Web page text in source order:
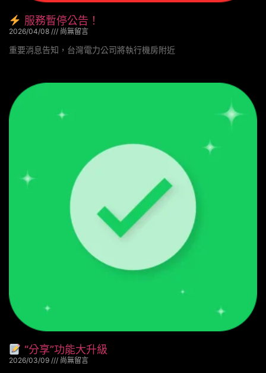
服務暫停公告！
2026/04/08 尚無留言
重要消息告知，台灣電力公司將執行機房附近
“分享”功能大升級
2026/03/09 尚無留言